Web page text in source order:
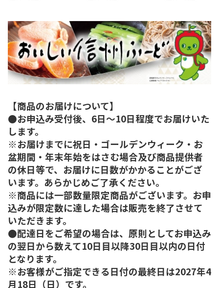
【商品のお届けについて】
●お申込み受付後、6日～10日程度でお届けいた
します。
※お届けまでに祝日・ゴールデンウィーク・お
盆期間・年末年始をはさむ場合及び商品提供者
の休日等で、お届けに日数がかかることがござ
います。あらかじめご了承ください。
※商品には一部数量限定商品がございます。お申
込みが限定数に達した場合は販売を終了させて
いただきます。
●配達日をご希望の場合は、原則としてお申込み
の翌日から数えて10日目以降30日目以内の日付
となります。
※お客様がご指定できる日付の最終日は2027年4
月18日（日）です。